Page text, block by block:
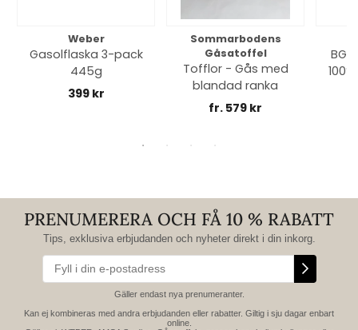
Weber
Gasolflaska 3-pack
445g
399 kr
Sommarbodens
Gåsatoffel
Tofflor - Gås med
blandad ranka
fr. 579 kr
PRENUMERERA OCH FÅ 10 % RABATT
Tips, exklusiva erbjudanden och nyheter direkt i din inkorg.
Gäller endast nya prenumeranter.
Kan ej kombineras med andra erbjudanden eller rabatter. Giltig i sju dagar enbart
online.